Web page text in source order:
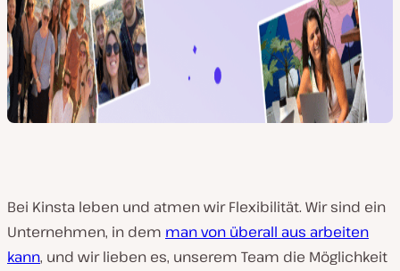
Bei Kinsta leben und atmen wir Flexibilität. Wir sind ein
Unternehmen, in dem man von überall aus arbeiten
kann, und wir lieben es, unserem Team die Möglichkeit